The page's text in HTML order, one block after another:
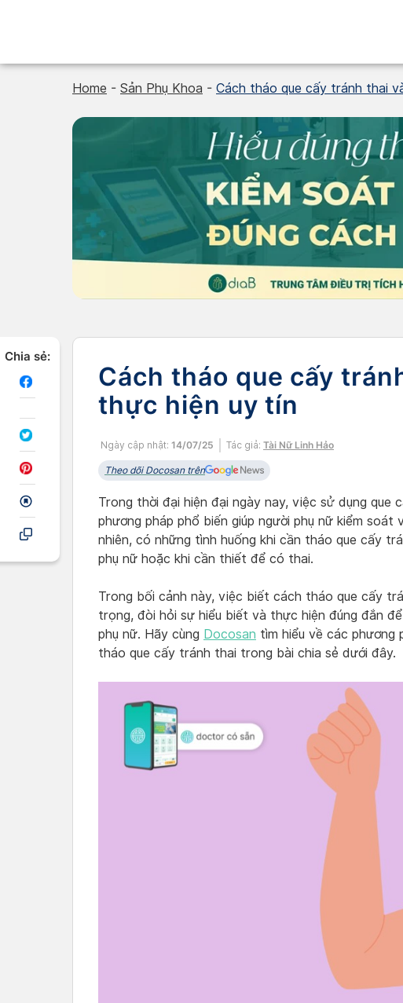
Home - Sản Phụ Khoa - Cách tháo que cấy tránh thai
Chia sẻ:
Cách tháo que cấy
thực hiện uy tín
Ngày cập nhật: 14/07/25 Tác giả: Tài Nữ Linh Hảo
Theo dõi Docosan trên
Trong thời đại hiện đại ngày nay, việc sử dụng
phương pháp phổ biến giúp người phụ nữ kiểm
nhiên, có những tình huống khi cần tháo que cấy
phụ nữ hoặc khi cần thiết để có thai.
Trong bối cảnh này, việc biết cách tháo que cấy
trọng, đòi hỏi sự hiểu biết và thực hiện đúng đắn
phụ nữ. Hãy cùng Docosan tìm hiểu về các phương
tháo que cấy tránh thai trong bài chia sẻ dưới đây.